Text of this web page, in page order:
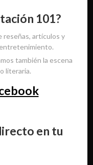
101?
reseñas, artículos y
también la escena
literaria.
en tu